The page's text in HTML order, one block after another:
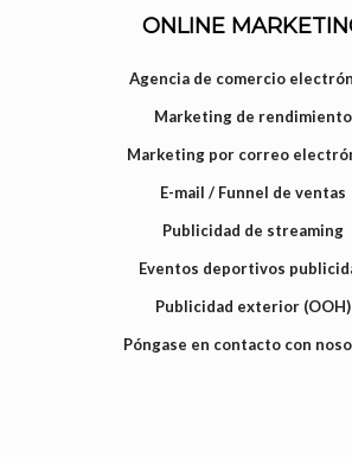
ONLINE
Agencia de comercio
Marketing de rendimiento
Marketing por correo
E-mail / Funnel de ventas
Publicidad de streaming
Eventos deportivos
Publicidad exterior (OOH)
Póngase en contacto con